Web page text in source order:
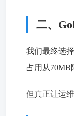
二、
我们最终选
占用从70MB
但真正让运